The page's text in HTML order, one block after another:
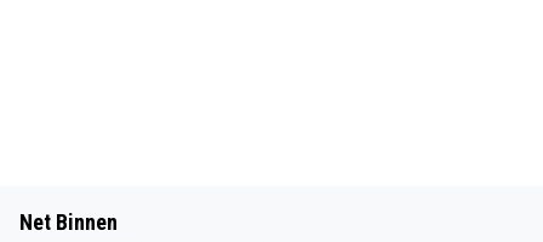
Net Binnen